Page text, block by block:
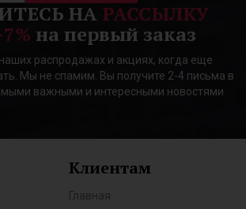
НА РАССЫЛКУ
на первый заказ
распродажах и акциях, когда еще
Мы не спамим. Вы получите 2-4 письма в
важными и интересными новостями
Клиентам
Главная